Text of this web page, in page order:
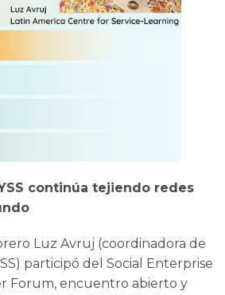
continúa tejiendo redes
Luz Avruj (coordinadora de
participó del Social Enterprise
Forum, encuentro abierto y